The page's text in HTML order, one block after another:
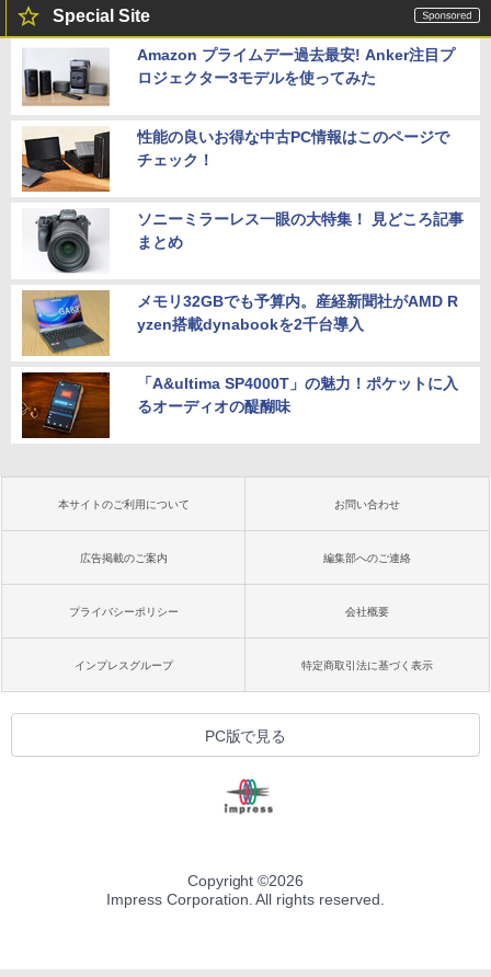
Special Site
Amazon プライムデー過去最安! Anker注目プ
ロジェクター3モデルを使ってみた
性能の良いお得な中古PC情報はこのページで
チェック！
ソニーミラーレス一眼の大特集！ 見どころ記事
まとめ
メモリ32GBでも予算内。産経新聞社がAMD R
yzen搭載dynabookを2千台導入
「A&ultima SP4000T」の魅力！ポケットに入
るオーディオの醍醐味
本サイトのご利用について お問い合わせ
広告掲載のご案内 編集部へのご連絡
プライバシーポリシー 会社概要
インプレスグループ 特定商取引法に基づく表示
PC版で見る
Copyright ©2026
Impress Corporation. All rights reserved.